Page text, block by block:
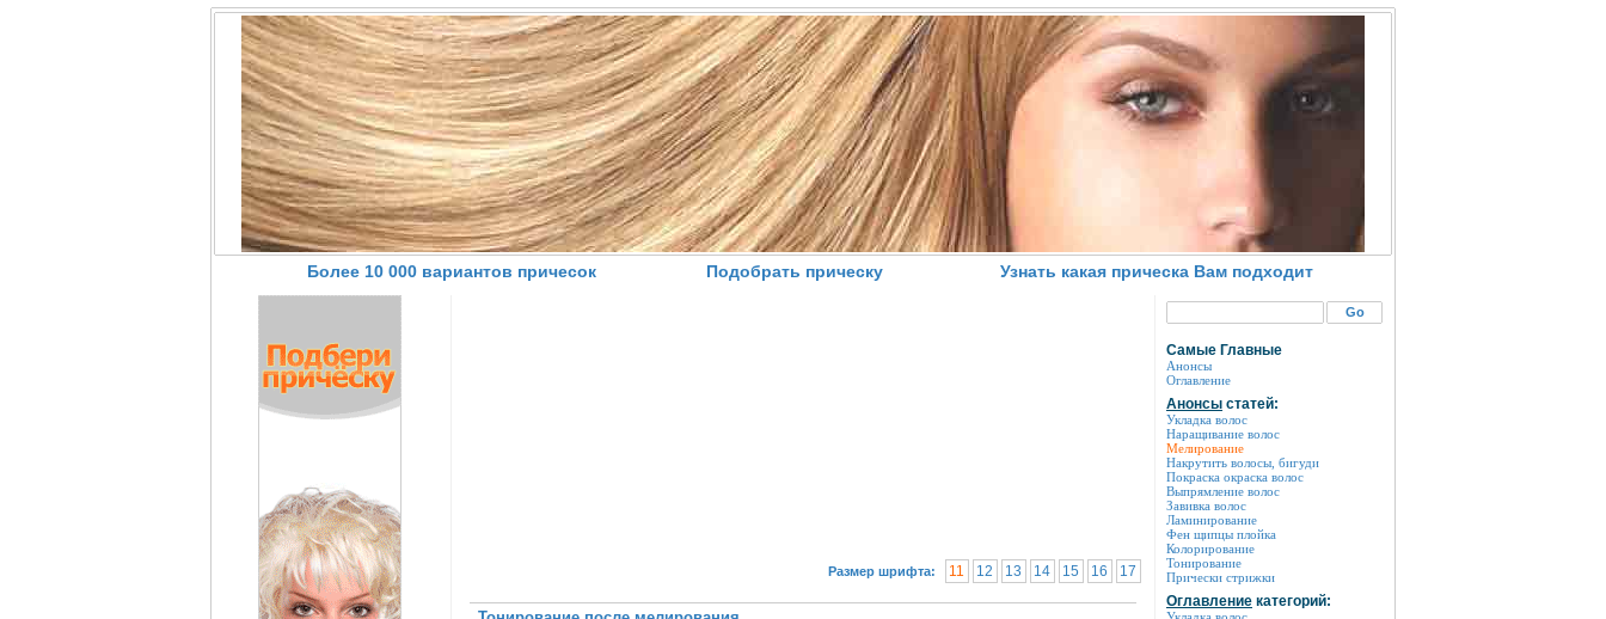
Более 10 000 вариантов причесок Подобрать прическу Узнать какая прическа Вам подходит
Размер шрифта: 11 12 13 14 15 16 17
Самые Главные
Анонсы
Оглавление
Анонсы статей:
Укладка волос
Наращивание волос
Мелирование
Накрутить волосы, бигуди
Покраска окраска волос
Выпрямление волос
Завивка волос
Ламинирование
Фен щипцы плойка
Колорирование
Тонирование
Прически стрижки
Оглавление категорий: